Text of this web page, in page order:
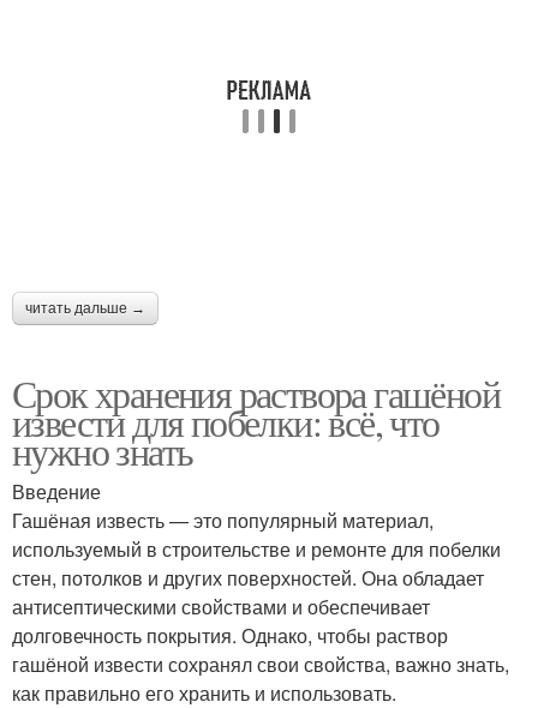
читать дальше →
Срок хранения раствора гашёной
извести для побелки: всё, что
нужно знать
Введение
Гашёная известь — это популярный материал,
используемый в строительстве и ремонте для побелки
стен, потолков и других поверхностей. Она обладает
антисептическими свойствами и обеспечивает
долговечность покрытия. Однако, чтобы раствор
гашёной извести сохранял свои свойства, важно знать,
как правильно его хранить и использовать.